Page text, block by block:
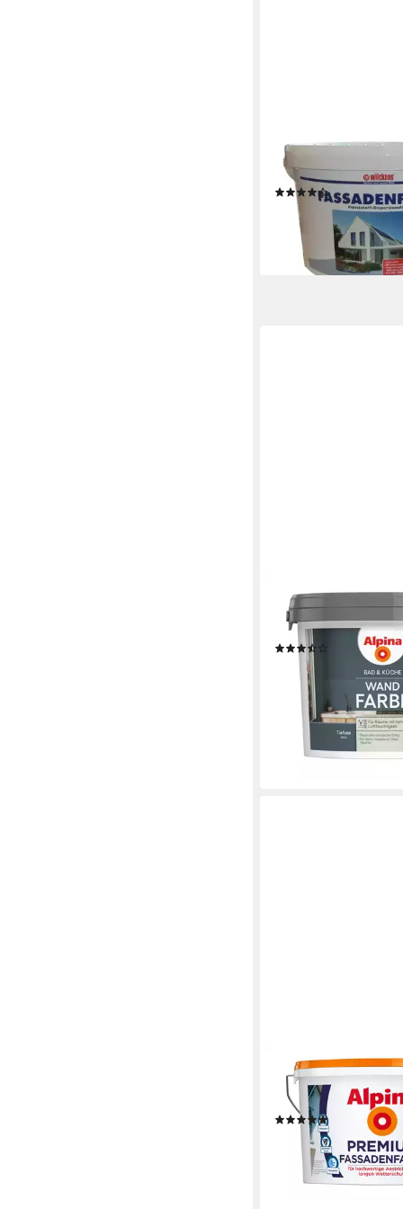
Fassadenfarbe 10
Weiß Matt
(5)
ab 34,90 €
(3,49 €/ 1 l)
lieferbar - in 4-5
ALPINA
Wandfarbe Alpina
Wand-Farbe
39,99 €
(16,00 €/ 1 l)
lieferbar - in 4-5
+7
ALPINA
Fassadenfarbe
Fassadenfarbe weiß
29,99 €
(12,00 €/ 1 l)
lieferbar - in 3-4